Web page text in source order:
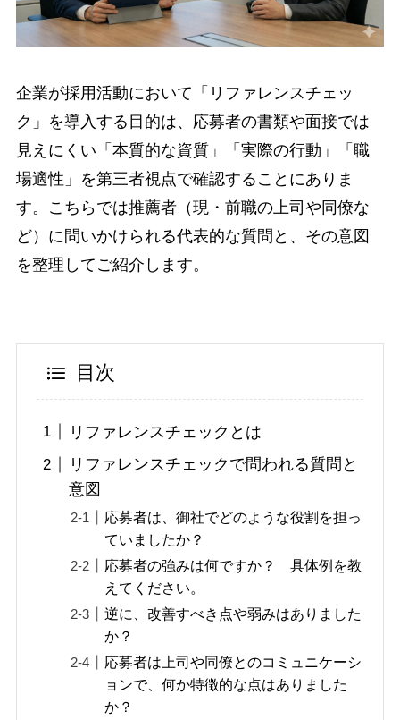
企業が採用活動において「リファレンスチェッ
ク」を導入する目的は、応募者の書類や面接では
見えにくい「本質的な資質」「実際の行動」「職
場適性」を第三者視点で確認することにありま
す。こちらでは推薦者（現・前職の上司や同僚な
ど）に問いかけられる代表的な質問と、その意図
を整理してご紹介します。
目次
リファレンスチェックとは
リファレンスチェックで問われる質問と
意図
応募者は、御社でどのような役割を担っ
ていましたか？
応募者の強みは何ですか？ 具体例を教
えてください。
逆に、改善すべき点や弱みはありました
か？
応募者は上司や同僚とのコミュニケーシ
ョンで、何か特徴的な点はありました
か？